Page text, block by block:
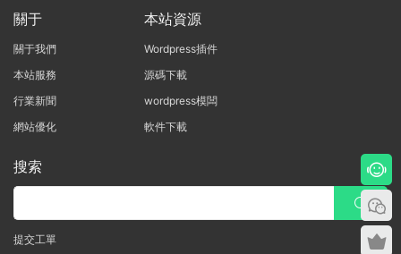
關于
關于我們
本站服務
行業新聞
網站優化
本站資源
Wordpress插件
源碼下載
wordpress模闆
軟件下載
搜索
提交工單